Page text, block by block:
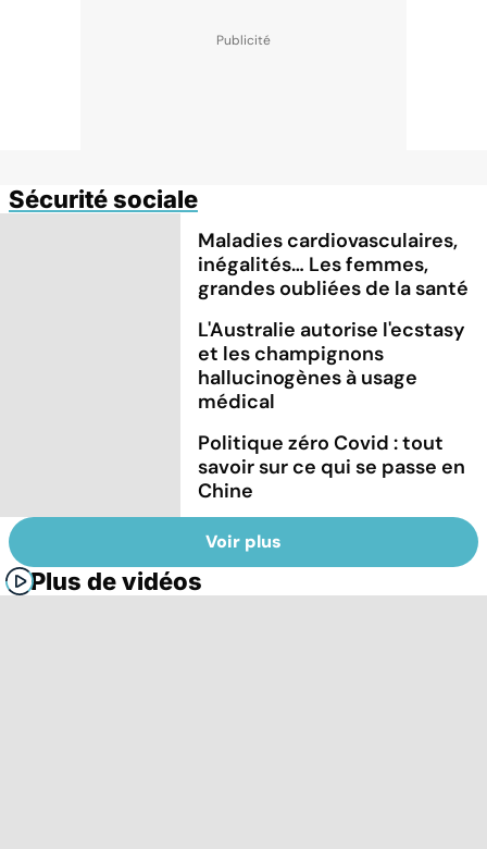
Sécurité sociale
Maladies cardiovasculaires,
inégalités… Les femmes,
grandes oubliées de la santé
L'Australie autorise l'ecstasy
et les champignons
hallucinogènes à usage
médical
Politique zéro Covid : tout
savoir sur ce qui se passe en
Chine
Voir plus
Plus de vidéos